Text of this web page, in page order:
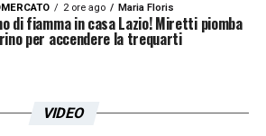
2 ore ago Maria Floris
di fiamma in casa Lazio! Miretti piomba
per accendere la trequarti
VIDEO